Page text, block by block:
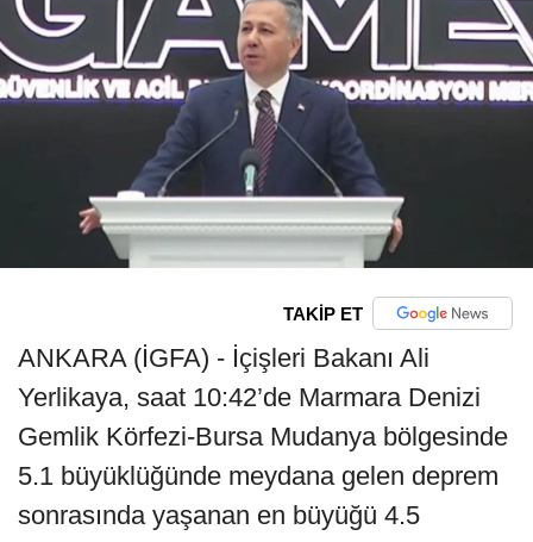
TAKİP ET
ANKARA (İGFA) - İçişleri Bakanı Ali
Yerlikaya, saat 10:42’de Marmara Denizi
Gemlik Körfezi-Bursa Mudanya bölgesinde
5.1 büyüklüğünde meydana gelen deprem
sonrasında yaşanan en büyüğü 4.5